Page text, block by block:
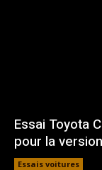
Essai Toyota
pour la
Essais voitures